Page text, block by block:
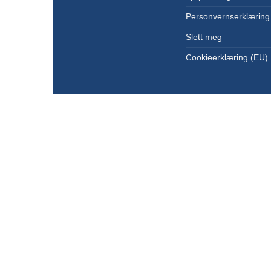
Personvernserklæring
Slett meg
Cookieerklæring (EU)